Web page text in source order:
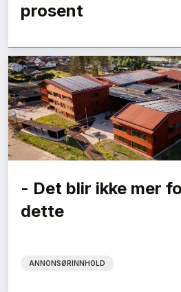
prosent
- Det blir ikke mer
dette
ANNONSØRINNHOLD